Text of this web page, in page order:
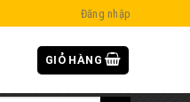
Đăng nhập
GIỎ HÀNG